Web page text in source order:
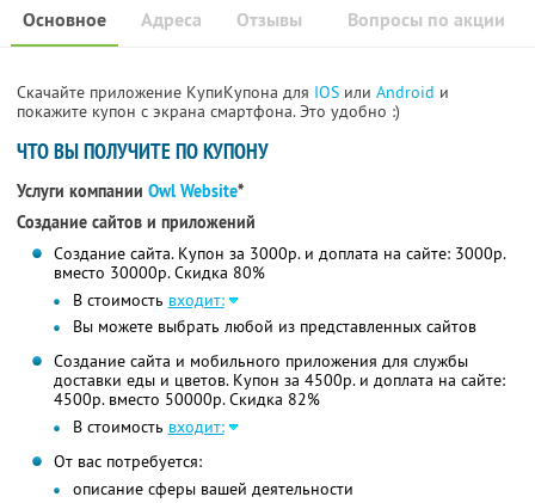
Основное Отзывы Вопросы по акции
Адреса
Скачайте приложение КупиКупона для IOS или Android и
покажите купон с экрана смартфона. Это удобно :)
ЧТО ВЫ ПОЛУЧИТЕ ПО КУПОНУ
Услуги компании Owl Website*
Создание сайтов и приложений
Создание сайта. Купон за 3000р. и доплата на сайте: 3000р.
вместо 30000р. Скидка 80%
В стоимость входит:
Вы можете выбрать любой из представленных сайтов
Создание сайта и мобильного приложения для службы
доставки еды и цветов. Купон за 4500р. и доплата на сайте:
4500р. вместо 50000р. Скидка 82%
В стоимость входит:
От вас потребуется:
описание сферы вашей деятельности